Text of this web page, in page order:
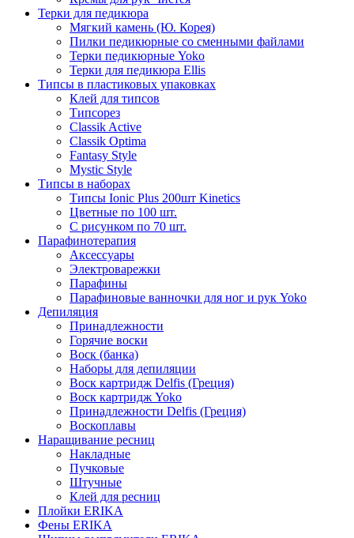
Терки для педикюра
Мягкий камень (Ю. Корея)
Пилки педикюрные со сменными файлами
Терки педикюрные Yoko
Терки для педикюра Ellis
Типсы в пластиковых упаковках
Клей для типсов
Типсорез
Classik Active
Classik Optima
Fantasy Style
Mystic Style
Типсы в наборах
Типсы Ionic Plus 200шт Kinetics
Цветные по 100 шт.
С рисунком по 70 шт.
Парафинотерапия
Аксессуары
Электроварежки
Парафины
Парафиновые ванночки для ног и рук Yoko
Депиляция
Принадлежности
Горячие воски
Воск (банка)
Наборы для депиляции
Воск картридж Delfis (Греция)
Воск картридж Yoko
Принадлежности Delfis (Греция)
Воскоплавы
Наращивание ресниц
Накладные
Пучковые
Штучные
Клей для ресниц
Плойки ERIKA
Фены ERIKA